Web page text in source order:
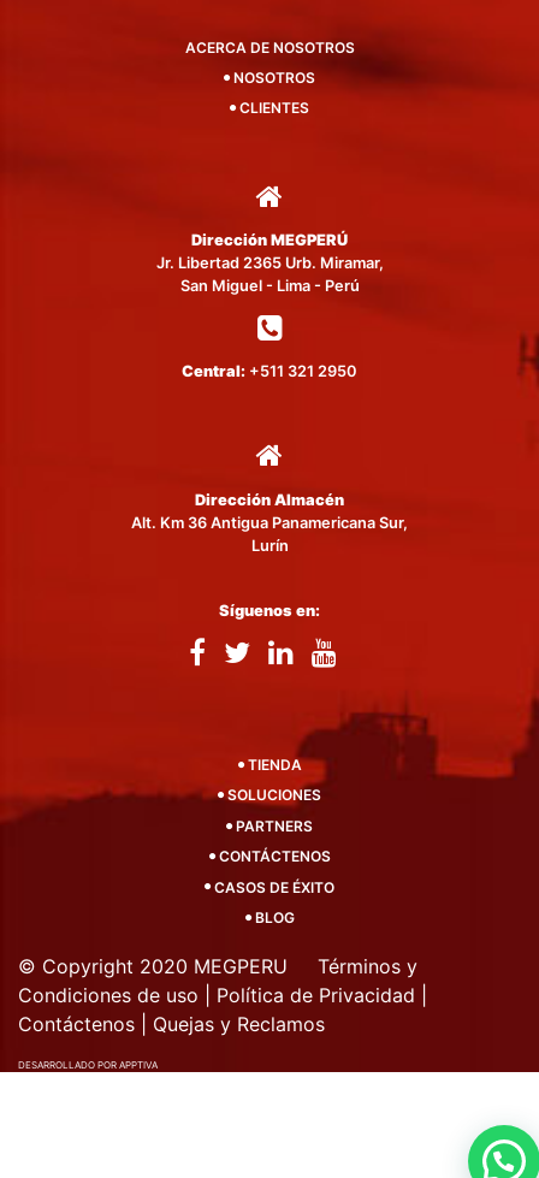
ACERCA DE NOSOTROS
NOSOTROS
CLIENTES
Dirección MEGPERÚ
Jr. Libertad 2365 Urb. Miramar,
San Miguel - Lima - Perú
Central: +511 321 2950
Dirección Almacén
Alt. Km 36 Antigua Panamericana Sur,
Lurín
Síguenos en:
TIENDA
SOLUCIONES
PARTNERS
CONTÁCTENOS
CASOS DE ÉXITO
BLOG
© Copyright 2020 MEGPERU Términos y
Condiciones de uso
Política de Privacidad
Contáctenos
Quejas y Reclamos
DESARROLLADO POR APPTIVA